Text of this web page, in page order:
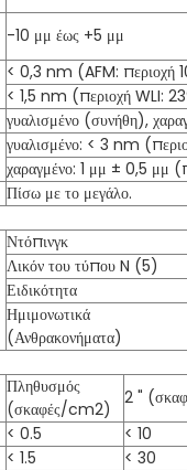
-10 μμ έως +5 μμ
< 0,3 nm (AFM: περιοχή
< 1,5 nm (περιοχή WLI:
γυαλισμένο (συνήθη),
γυαλισμένο: < 3 nm
χαραγμένο: 1 μμ ± 0,5 μμ
Πίσω με το μεγάλο.
Ντόπινγκ
Λικόν του τύπου N (5)
Ειδικότητα
Ημιμονωτικά
(Ανθρακονήματα)
Πληθυσμός
(σκαφές/cm2)
2 "
< 0.5 < 10
< 1.5 < 30